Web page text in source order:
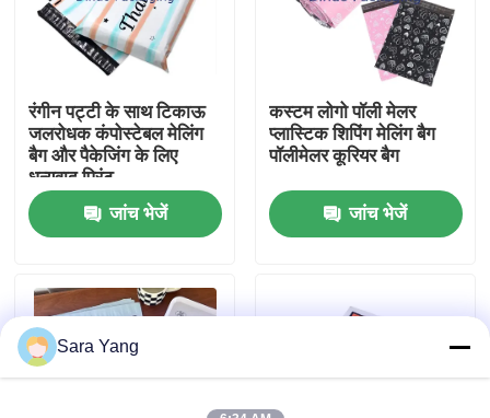
कारखाना दौरा
गुणवत्ता नियंत्रण
हमसे संपर्क करें
मामले
रंगीन पट्टी के साथ टिकाऊ
जलरोधक कंपोस्टेबल मेलिंग
बैग और पैकेजिंग के लिए
धन्यवाद प्रिंट
जांच भेजें
कस्टम लोगो पॉली मेलर
प्लास्टिक शिपिंग मेलिंग बैग
पॉलीमेलर कूरियर बैग
जांच भेजें
Sara Yang